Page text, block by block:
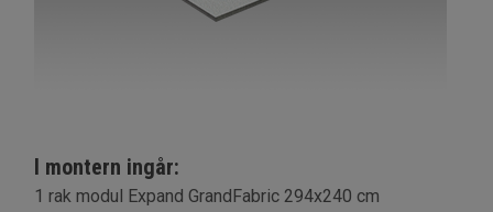
I montern ingår:
1 rak modul Expand GrandFabric 294x240 cm